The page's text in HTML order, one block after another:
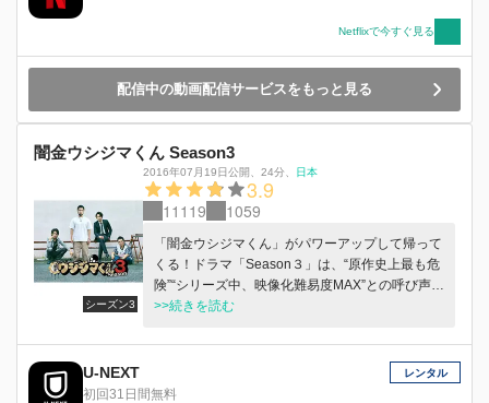
Netflixで今すぐ見る
配信中の動画配信サービスをもっと見る
闇金ウシジマくん Season3
シーズン3
2016年07月19日公開 24分 日本
3.9
11119 1059
「闇金ウシジマくん」がパワーアップして帰って
くる！ドラマ「Season３」は、“原作史上最も危
険”“シリーズ中、映像化難易度MAX”との呼び声高
いエピソード「洗脳くん編」を極限まで実写化！
して活躍する光宗薫、まゆみが偶然出会う男・神
堂大道役を、変幻自在の若手実力派俳優、中村倫
也が演じる。他にも「テレクラくん編」などのエ
>>続きを読む
U-NEXT
初回31日間無料
レンタル